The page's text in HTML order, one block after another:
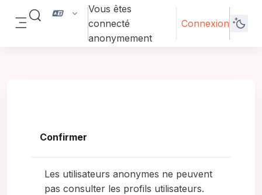
Passer au contenu principal
Panneau latéral
Activer/désactiver la saisie de recherche
Vous êtes
connecté
anonymement
Connexion
Confirmer
Les utilisateurs anonymes ne peuvent
pas consulter les profils utilisateurs.